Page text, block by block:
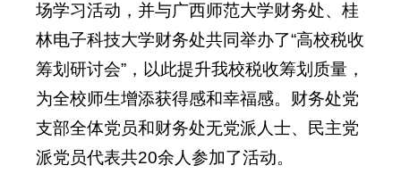
场学习活动，并与广西师范大学财务处、桂
林电子科技大学财务处共同举办了“高校税收
筹划研讨会”，以此提升我校税收筹划质量，
为全校师生增添获得感和幸福感。财务处党
支部全体党员和财务处无党派人士、民主党
派党员代表共20余人参加了活动。